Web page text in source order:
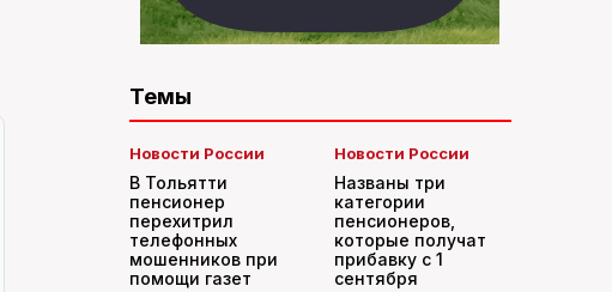
Темы
Новости России
В Тольятти
пенсионер
перехитрил
телефонных
мошенников при
помощи газет
Новости России
Названы три
категории
пенсионеров,
которые получат
прибавку с 1
сентября